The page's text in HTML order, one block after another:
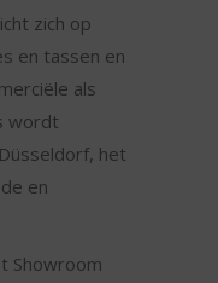
zich op
en tassen en
als
wordt
het
en
Showroom